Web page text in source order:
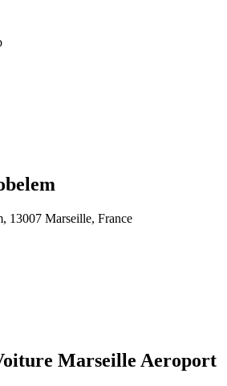
13007 Marseille, France
Marseille Aeroport